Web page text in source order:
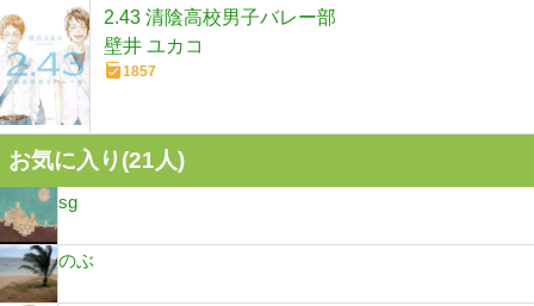
2.43 清陰高校男子バレー部
壁井 ユカコ
1857
お気に入り(21人)
sg
のぶ